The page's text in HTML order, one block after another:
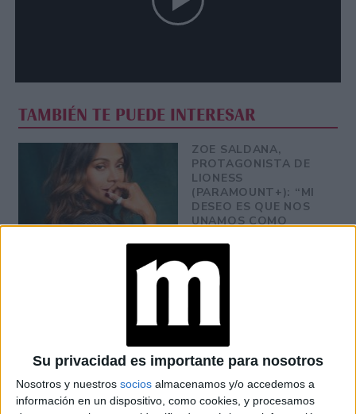
Su privacidad es importante para nosotros
Nosotros y nuestros socios almacenamos y/o accedemos a
información en un dispositivo, como cookies, y procesamos
TAMBIÉN TE PUEDE INTERESAR
ZOE SALDANA,
PROTAGONISTA DE
LIONESS
(PARAMOUNT+): “MI
DESEO ES QUE NOS
UNAMOS COMO
LATINAS”
CONOCÉ A ESTAS
TRANSFORMAN LA
MODA DE LA
REGIÓN
LA CASA DE LA